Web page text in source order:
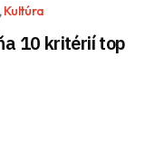
Kultúra
10 kritérií top